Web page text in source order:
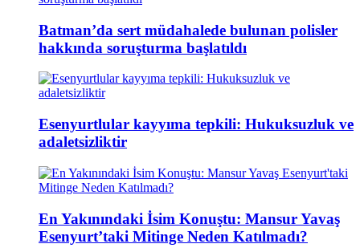
Batman’da sert müdahalede bulunan polisler
hakkında soruşturma başlatıldı
Esenyurtlular kayyıma tepkili: Hukuksuzluk ve
adaletsizliktir
En Yakınındaki İsim Konuştu: Mansur Yavaş
Esenyurt’taki Mitinge Neden Katılmadı?